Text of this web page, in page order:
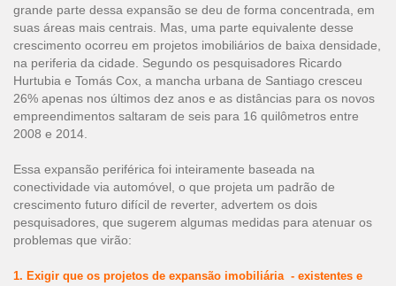
grande parte dessa expansão se deu de forma concentrada, em
suas áreas mais centrais. Mas, uma parte equivalente desse
crescimento ocorreu em projetos imobiliários de baixa densidade,
na periferia da cidade. Segundo os pesquisadores Ricardo
Hurtubia e Tomás Cox, a mancha urbana de Santiago cresceu
26% apenas nos últimos dez anos e as distâncias para os novos
empreendimentos saltaram de seis para 16 quilômetros entre
2008 e 2014.
Essa expansão periférica foi inteiramente baseada na
conectividade via automóvel, o que projeta um padrão de
crescimento futuro difícil de reverter, advertem os dois
pesquisadores, que sugerem algumas medidas para atenuar os
problemas que virão:
1. Exigir que os projetos de expansão imobiliária - existentes e